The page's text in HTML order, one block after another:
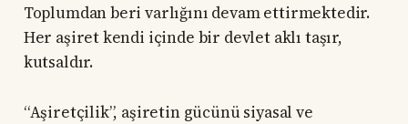
Toplumdan beri varlığını devam ettirmektedir.
Her aşiret kendi içinde bir devlet aklı taşır,
kutsaldır.
“Aşiretçilik”, aşiretin gücünü siyasal ve